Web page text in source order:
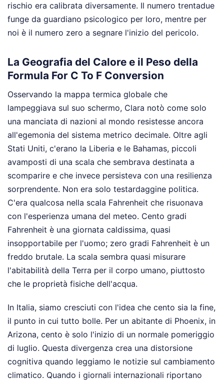
rischio era calibrata diversamente. Il numero trentadue
funge da guardiano psicologico per loro, mentre per
noi è il numero zero a segnare l'inizio del pericolo.
La Geografia del Calore e il Peso della
Formula For C To F Conversion
Osservando la mappa termica globale che
lampeggiava sul suo schermo, Clara notò come solo
una manciata di nazioni al mondo resistesse ancora
all'egemonia del sistema metrico decimale. Oltre agli
Stati Uniti, c'erano la Liberia e le Bahamas, piccoli
avamposti di una scala che sembrava destinata a
scomparire e che invece persisteva con una resilienza
sorprendente. Non era solo testardaggine politica.
C'era qualcosa nella scala Fahrenheit che risuonava
con l'esperienza umana del meteo. Cento gradi
Fahrenheit è una giornata caldissima, quasi
insopportabile per l'uomo; zero gradi Fahrenheit è un
freddo brutale. La scala sembra quasi misurare
l'abitabilità della Terra per il corpo umano, piuttosto
che le proprietà fisiche dell'acqua.
In Italia, siamo cresciuti con l'idea che cento sia la fine,
il punto in cui tutto bolle. Per un abitante di Phoenix, in
Arizona, cento è solo l'inizio di un normale pomeriggio
di luglio. Questa divergenza crea una distorsione
cognitiva quando leggiamo le notizie sul cambiamento
climatico. Quando i giornali internazionali riportano